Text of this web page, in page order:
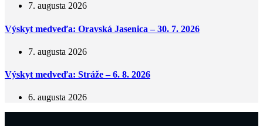
7. augusta 2026
Výskyt medveďa: Oravská Jasenica – 30. 7. 2026
7. augusta 2026
Výskyt medveďa: Stráže – 6. 8. 2026
6. augusta 2026